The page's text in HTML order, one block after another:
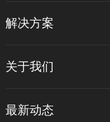
解决方案
关于我们
最新动态